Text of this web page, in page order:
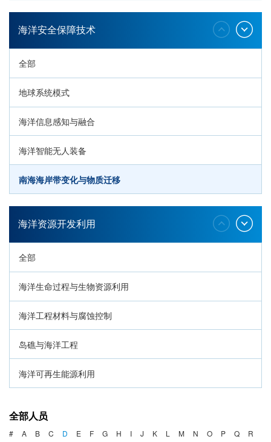
深海生命与生态过程
海洋安全保障技术
全部
地球系统模式
海洋信息感知与融合
海洋智能无人装备
南海海岸带变化与物质迁移
环南海地质过程与灾害响应
海洋资源开发利用
全部
海洋生命过程与生物资源利用
海洋工程材料与腐蚀控制
岛礁与海洋工程
海洋可再生能源利用
海洋产业与政策
全部人员
# A B C D E F G H I J K L M N O P Q
R